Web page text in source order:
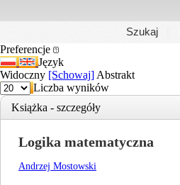
PL|EN
Szukaj
Preferencje
Język
Widoczny [Schowaj] Abstrakt
Liczba wyników
Książka - szczegóły
Logika matematyczna
Andrzej Mostowski